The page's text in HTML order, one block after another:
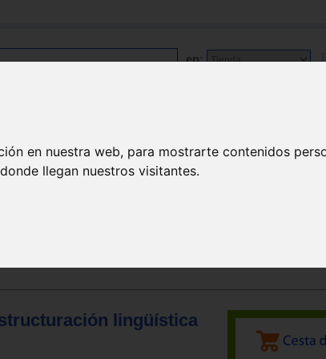
en nuestra web, para mostrarte contenidos
llegan nuestros visitantes.
en:
lingüística